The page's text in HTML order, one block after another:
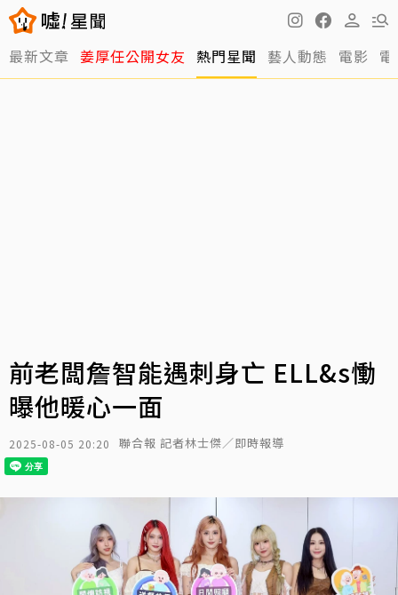
最新文章 姜厚任公開女友 熱門星聞 藝人動態 電影
前老闆詹智能遇刺身亡 ELL&s慟
曝他暖心一面
2025-08-05 20:20 聯合報 記者林士傑／即時報導